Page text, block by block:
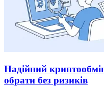
Надійний
обрати без ризиків